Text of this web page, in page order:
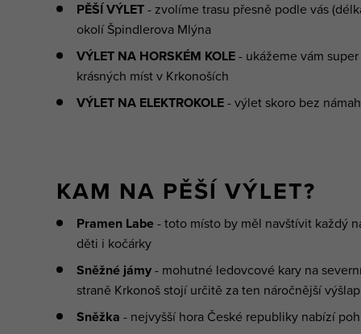
PĚŠÍ VÝLET - zvolíme trasu přesně podle vás
okolí Špindlerova Mlýna
VÝLET NA HORSKÉM KOLE - ukážeme vám
krásných míst v Krkonoších
VÝLET NA ELEKTROKOLE - výlet skoro bez
KAM NA PĚŠÍ VÝLET?
Pramen Labe - toto místo by měl navštívit každý
děti i kočárky
Sněžné jámy - mohutné ledovcové kary na
straně Krkonoš stojí určitě za ten náročnější výšlap
Sněžka - nejvyšší hora České republiky nabízí